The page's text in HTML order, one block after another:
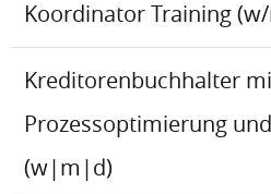
Koordinator Training
Kreditorenbuchhalter
Prozessoptimierung
(w|m|d)